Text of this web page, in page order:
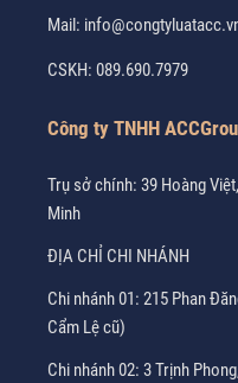
Mail:
CSKH: 089.690.7979
Công ty TNHH
Trụ sở chính: 39 Hoàng
Minh
ĐỊA CHỈ CHI NHÁNH
Chi nhánh 01: 215 Phan
Cẩm Lệ cũ)
Chi nhánh 02: 3 Trịnh